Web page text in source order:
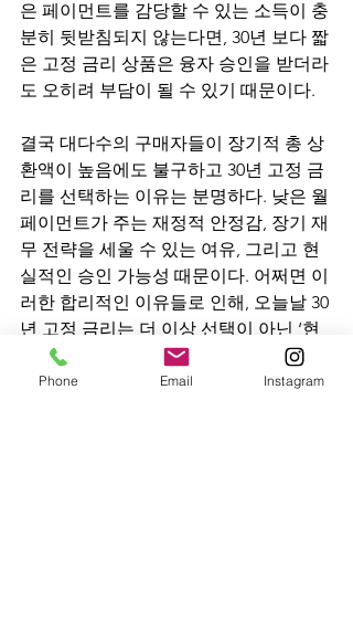
은 페이먼트를 감당할 수 있는 소득이 충
분히 뒷받침되지 않는다면, 30년 보다 짧
은 고정 금리 상품은 융자 승인을 받더라
도 오히려 부담이 될 수 있기 때문이다.
결국 대다수의 구매자들이 장기적 총 상
환액이 높음에도 불구하고 30년 고정 금
리를 선택하는 이유는 분명하다. 낮은 월
페이먼트가 주는 재정적 안정감, 장기 재
무 전략을 세울 수 있는 여유, 그리고 현
실적인 승인 가능성 때문이다. 어쩌면 이
러한 합리적인 이유들로 인해, 오늘날 30
년 고정 금리는 더 이상 선택이 아닌 ‘현
실적 필수’가 되었는지도 모른다.
Phone Email Instagram